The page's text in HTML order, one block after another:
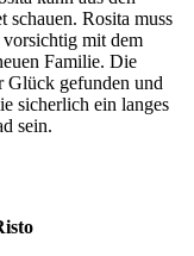
schauen. Rosita muss
vorsichtig mit dem
Familie. Die
Glück gefunden und
sicherlich ein langes
sein.